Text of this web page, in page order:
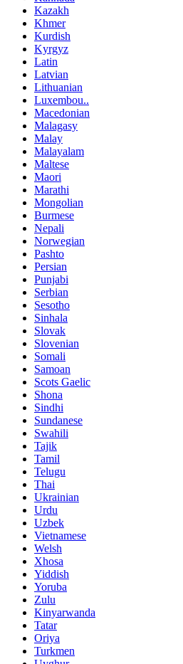
Kazakh
Khmer
Kurdish
Kyrgyz
Latin
Latvian
Lithuanian
Luxembou..
Macedonian
Malagasy
Malay
Malayalam
Maltese
Maori
Marathi
Mongolian
Burmese
Nepali
Norwegian
Pashto
Persian
Punjabi
Serbian
Sesotho
Sinhala
Slovak
Slovenian
Somali
Samoan
Scots Gaelic
Shona
Sindhi
Sundanese
Swahili
Tajik
Tamil
Telugu
Thai
Ukrainian
Urdu
Uzbek
Vietnamese
Welsh
Xhosa
Yiddish
Yoruba
Zulu
Kinyarwanda
Tatar
Oriya
Turkmen